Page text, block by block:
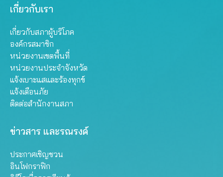
เกี่ยวกับเรา
เกี่ยวกับสภาผู้บริโภค
องค์กรสมาชิก
หน่วยงานเขตพื้นที่
หน่วยงานประจำจังหวัด
แจ้งเบาะแสและร้องทุกข์
แจ้งเตือนภัย
ติดต่อสำนักงานสภา
ข่าวสาร และรณรงค์
ประกาศเชิญชวน
อินโฟกราฟิก